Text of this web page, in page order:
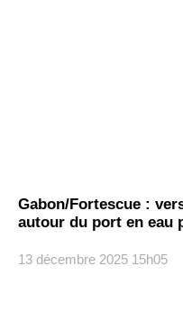
Gabon/Fortescue :
autour du port en eau
13 décembre 2025 15h05